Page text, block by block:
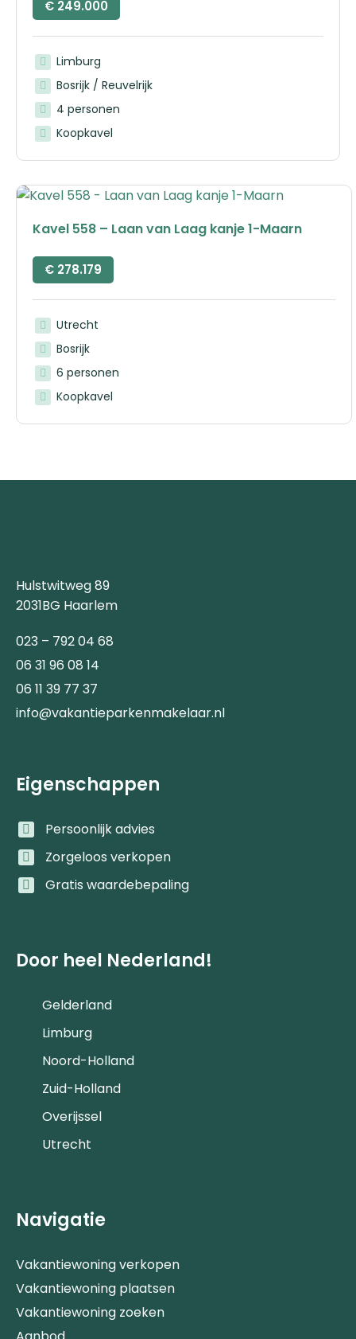
€ 249.000
Limburg
Bosrijk / Reuvelrijk
4 personen
Koopkavel
Kavel 558 – Laan van Laag kanje 1-Maarn
€ 278.179
Utrecht
Bosrijk
6 personen
Koopkavel
Hulstwitweg 89
2031BG Haarlem
023 – 792 04 68
06 31 96 08 14
06 11 39 77 37
info@vakantieparkenmakelaar.nl
Eigenschappen
Persoonlijk advies
Zorgeloos verkopen
Gratis waardebepaling
Door heel Nederland!
Gelderland
Limburg
Noord-Holland
Zuid-Holland
Overijssel
Utrecht
Navigatie
Vakantiewoning verkopen
Vakantiewoning plaatsen
Vakantiewoning zoeken